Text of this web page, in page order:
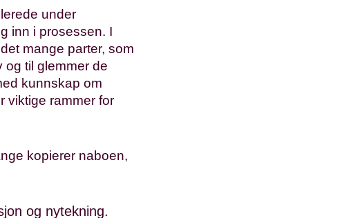
under
inn i prosessen. I
mange parter, som
og til glemmer de
kunnskap om
viktige rammer for
kopierer naboen,
og nytekning.